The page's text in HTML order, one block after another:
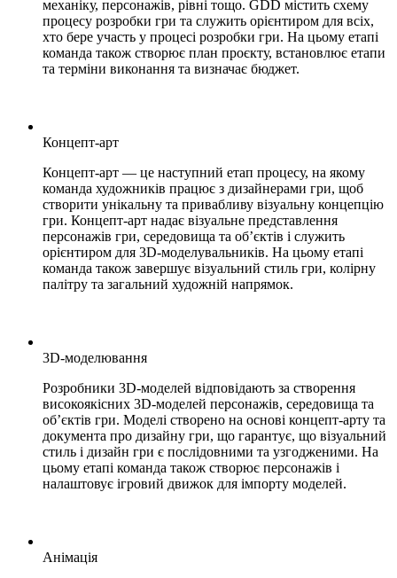
механіку, персонажів, рівні тощо. GDD містить схему
процесу розробки гри та служить орієнтиром для всіх,
хто бере участь у процесі розробки гри. На цьому етапі
команда також створює план проєкту, встановлює етапи
та терміни виконання та визначає бюджет.
Концепт-арт
Концепт-арт — це наступний етап процесу, на якому
команда художників працює з дизайнерами гри, щоб
створити унікальну та привабливу візуальну концепцію
гри. Концепт-арт надає візуальне представлення
персонажів гри, середовища та об’єктів і служить
орієнтиром для 3D-моделувальників. На цьому етапі
команда також завершує візуальний стиль гри, колірну
палітру та загальний художній напрямок.
3D-моделювання
Розробники 3D-моделей відповідають за створення
високоякісних 3D-моделей персонажів, середовища та
об’єктів гри. Моделі створено на основі концепт-арту та
документа про дизайну гри, що гарантує, що візуальний
стиль і дизайн гри є послідовними та узгодженими. На
цьому етапі команда також створює персонажів і
налаштовує ігровий движок для імпорту моделей.
Анімація